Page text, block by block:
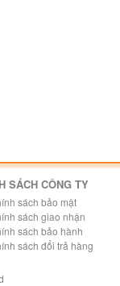
SÁCH CÔNG TY
sách bảo mật
sách giao nhận
sách bảo hành
sách đổi trả hàng